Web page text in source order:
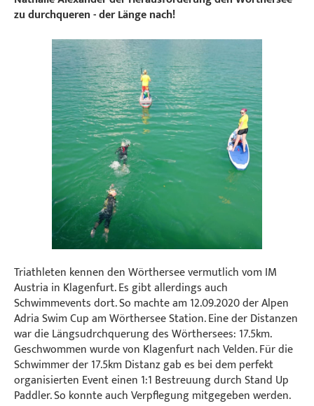
zu durchqueren - der Länge nach!
Triathleten kennen den Wörthersee vermutlich vom IM
Austria in Klagenfurt. Es gibt allerdings auch
Schwimmevents dort. So machte am 12.09.2020 der Alpen
Adria Swim Cup am Wörthersee Station. Eine der Distanzen
war die Längsudrchquerung des Wörthersees: 17.5km.
Geschwommen wurde von Klagenfurt nach Velden. Für die
Schwimmer der 17.5km Distanz gab es bei dem perfekt
organisierten Event einen 1:1 Bestreuung durch Stand Up
Paddler. So konnte auch Verpflegung mitgegeben werden.